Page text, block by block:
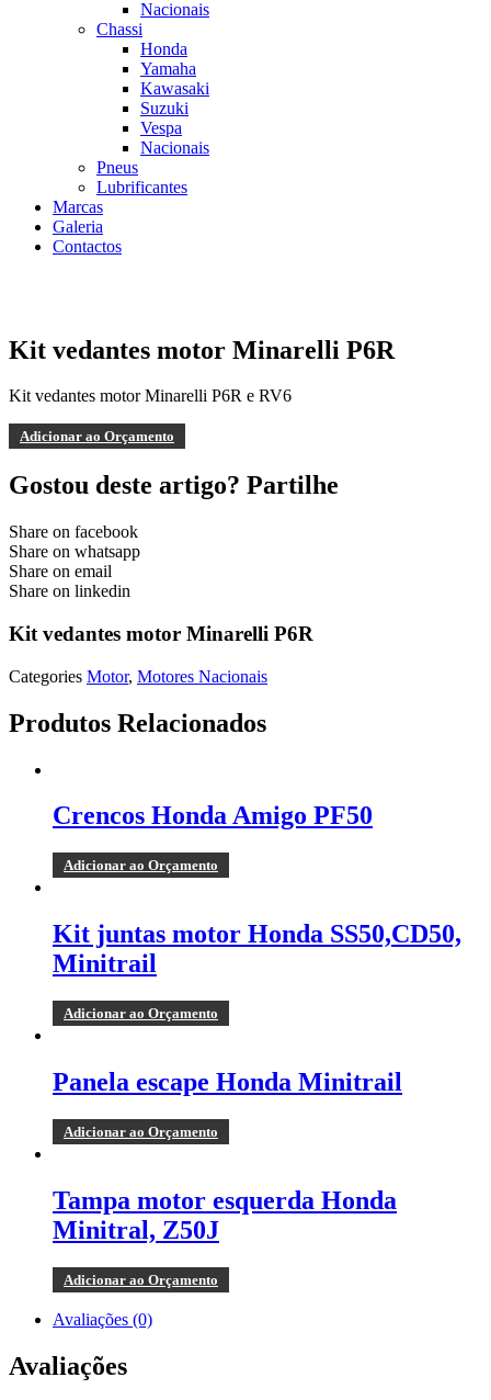
Nacionais
Chassi
Honda
Yamaha
Kawasaki
Suzuki
Vespa
Nacionais
Pneus
Lubrificantes
Marcas
Galeria
Contactos
Kit vedantes motor Minarelli P6R
Kit vedantes motor Minarelli P6R e RV6
Adicionar ao Orçamento
Gostou deste artigo? Partilhe
Share on facebook
Share on whatsapp
Share on email
Share on linkedin
Kit vedantes motor Minarelli P6R
Categories Motor, Motores Nacionais
Produtos Relacionados
Crencos Honda Amigo PF50
Adicionar ao Orçamento
Kit juntas motor Honda SS50,CD50,
Minitrail
Adicionar ao Orçamento
Panela escape Honda Minitrail
Adicionar ao Orçamento
Tampa motor esquerda Honda
Minitral, Z50J
Adicionar ao Orçamento
Avaliações (0)
Avaliações